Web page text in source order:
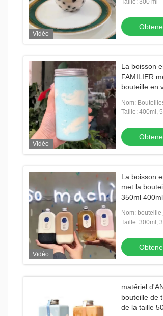
Vidéo
l'ANIMAL
Taille: 300 ml
Vidéo
La boisson
FAMILIER
bouteille en
Nom:
d'ANIMAL
Taille: 400ml,
Vidéo
La boisson
met la
350ml
adaptés aux
Nom:
400ml de jus
Taille: 300ml,
matériel
bouteille de
de la taille